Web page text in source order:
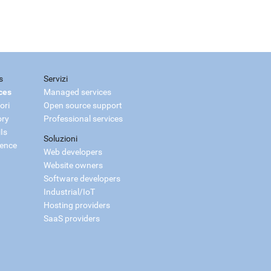
Servizi
Managed services
Open source support
Professional services
Soluzioni
Web developers
Website owners
Software developers
Industrial/IoT
Hosting providers
SaaS providers